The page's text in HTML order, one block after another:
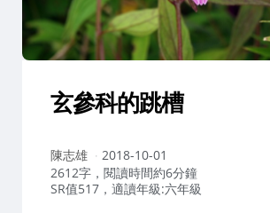
玄參科的跳槽
作
者：
陳志雄
2018-10-01
2612字，閱讀時間約6分鐘
SR值517，適讀年級:六年級